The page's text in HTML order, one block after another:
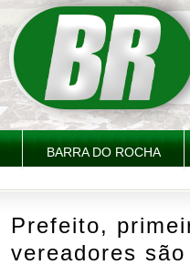
BARRA DO ROCHA
Prefeito,
vereadores